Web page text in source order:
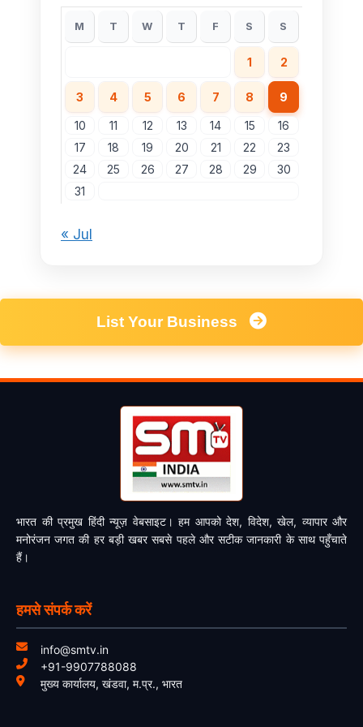
M T W T F S S
1 2
3 4 5 6 7 8 9
10 11 12 13 14 15
16
17
18 19 20 21 22
23
24
25 26 27 28 29
30
31
« Jul
List Your Business
भारत की प्रमुख हिंदी न्यूज़ वेबसाइट। हम आपको देश, विदेश, खेल, व्यापार और
मनोरंजन जगत की हर बड़ी खबर सबसे पहले और सटीक जानकारी के साथ पहुँचाते
हैं।
हमसे संपर्क करें
info@smtv.in
+91-9907788088
मुख्य कार्यालय, खंडवा, म.प्र., भारत